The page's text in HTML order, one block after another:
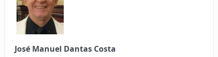
José Manuel Dantas Costa